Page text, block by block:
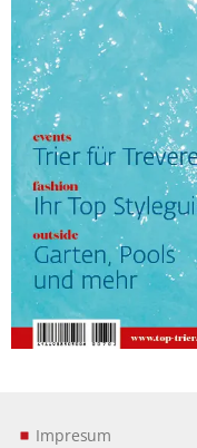
Impresum